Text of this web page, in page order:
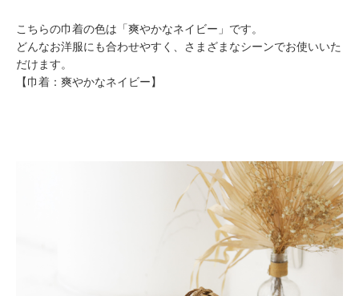
こちらの巾着の色は「爽やかなネイビー」です。
どんなお洋服にも合わせやすく、さまざまなシーンでお使いいた
だけます。
【巾着：爽やかなネイビー】